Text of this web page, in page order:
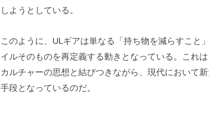
しようとしている。
このように、ULギアは単なる「持ち物を減らすこと
イルそのものを再定義する動きとなっている。これ
カルチャーの思想と結びつきながら、現代において
手段となっているのだ。